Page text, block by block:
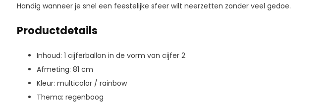
Handig wanneer je snel een feestelijke sfeer wilt neerzetten zonder veel gedoe.
Productdetails
Inhoud: 1 cijferballon in de vorm van cijfer 2
Afmeting: 81 cm
Kleur: multicolor / rainbow
Thema: regenboog